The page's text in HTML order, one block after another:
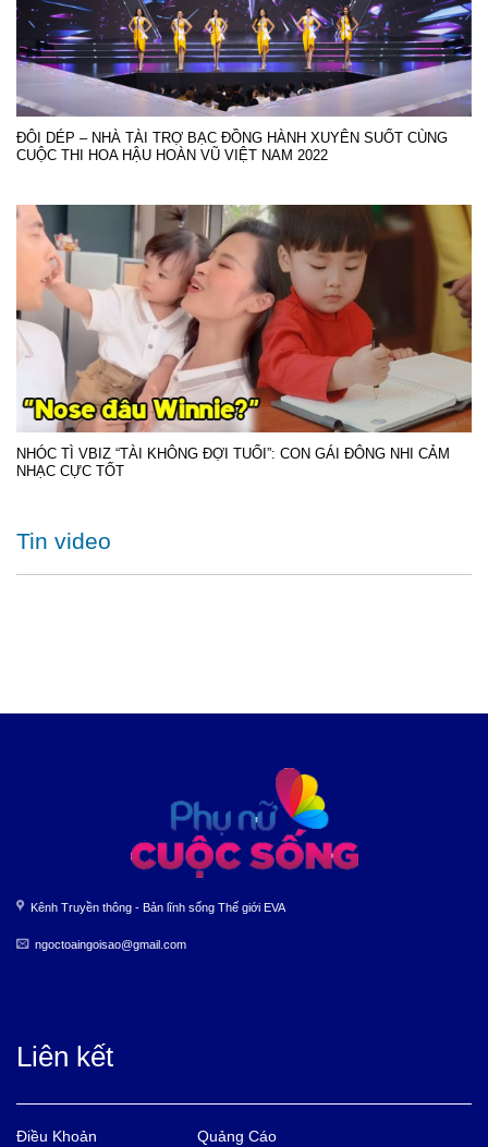
ĐÔI DÉP – NHÀ TÀI TRỢ BẠC ĐỒNG HÀNH XUYÊN SUỐT CÙNG
CUỘC THI HOA HẬU HOÀN VŨ VIỆT NAM 2022
NHÓC TÌ VBIZ “TÀI KHÔNG ĐỢI TUỔI”: CON GÁI ĐÔNG NHI CẢM
NHẠC CỰC TỐT
Tin video
Kênh Truyền thông - Bản lĩnh sống Thế giới EVA
ngoctoaingoisao@gmail.com
Liên kết
Điều Khoản Quảng Cáo